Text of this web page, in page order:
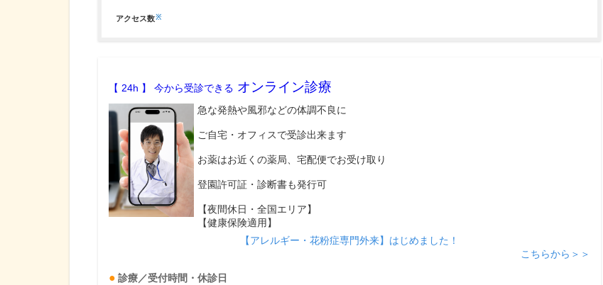
アクセス数※
【 24h 】 今から受診できる オンライン診療
急な発熱や風邪などの体調不良に
ご自宅・オフィスで受診出来ます
お薬はお近くの薬局、宅配便でお受け取り
登園許可証・診断書も発行可
【夜間休日・全国エリア】
【健康保険適用】
【アレルギー・花粉症専門外来】はじめました！
こちらから＞＞
診療／受付時間・休診日